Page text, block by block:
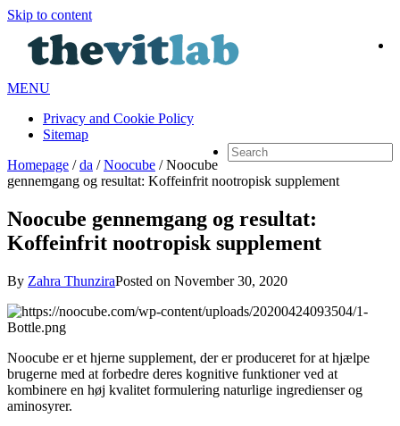
Skip to content
MENU
Privacy and Cookie Policy
Sitemap
Homepage / da / Noocube / Noocube
gennemgang og resultat: Koffeinfrit nootropisk supplement
Noocube gennemgang og resultat:
Koffeinfrit nootropisk supplement
By Zahra ThunziraPosted on November 30, 2020
Noocube er et hjerne supplement, der er produceret for at hjælpe
brugerne med at forbedre deres kognitive funktioner ved at
kombinere en høj kvalitet formulering naturlige ingredienser og
aminosyrer.